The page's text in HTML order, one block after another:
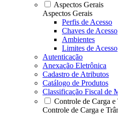
Aspectos Gerais
Aspectos Gerais
Perfis de Acesso
Chaves de Acesso
Ambientes
Limites de Acesso
Autenticação
Anexação Eletrônica
Cadastro de Atributos
Catálogo de Produtos
Classificação Fiscal de
Controle de Carga e
Controle de Carga e